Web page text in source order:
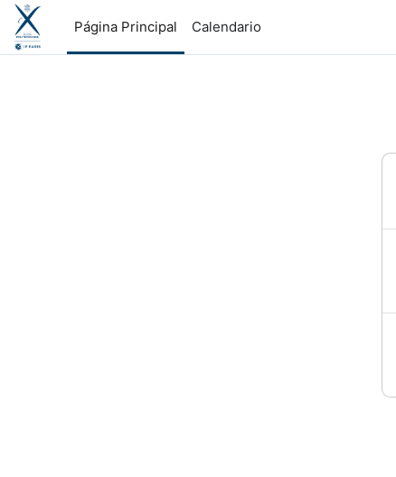
Salta al contenido principal
Página Principal
Calendario